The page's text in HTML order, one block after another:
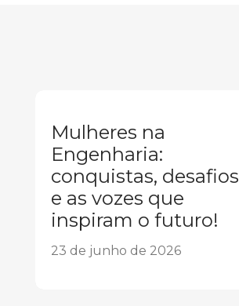
Mulheres na
Engenharia:
conquistas, desafios
e as vozes que
inspiram o futuro!
23 de junho de 2026